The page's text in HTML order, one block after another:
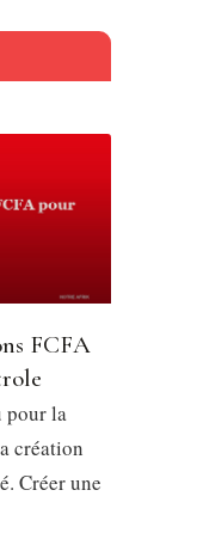
FCFA
pour la
création
Créer une